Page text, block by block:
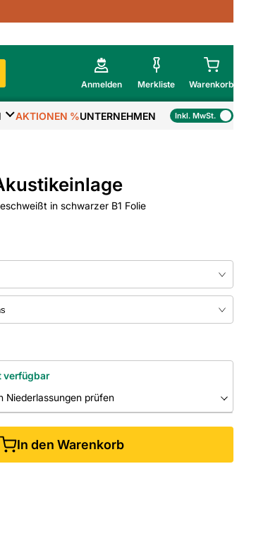
Anmelden Merkliste Warenkorb
Mein Warenkorb
Zur Kasse
AKTIONEN %UNTERNEHMEN Inkl. MwSt.
in schwarzer B1 Folie
verfügbar
Niederlassungen prüfen
In den Warenkorb